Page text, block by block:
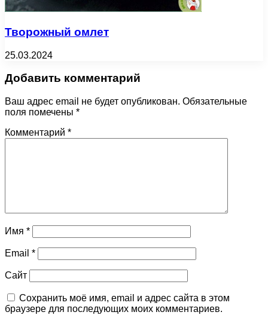
Творожный омлет
25.03.2024
Добавить комментарий
Ваш адрес email не будет опубликован. Обязательные
поля помечены *
Комментарий *
Имя *
Email *
Сайт
Сохранить моё имя, email и адрес сайта в этом
браузере для последующих моих комментариев.